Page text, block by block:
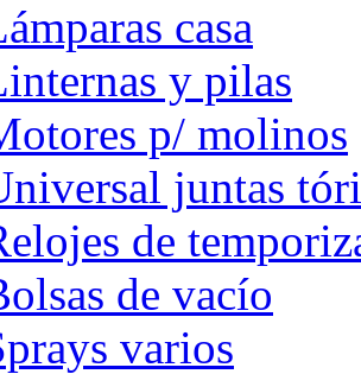
casa
y pilas
p/ molinos
juntas
de
de vacío
varios